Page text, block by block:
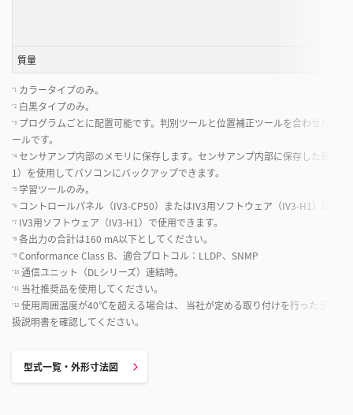
質量
*1 カラータイプのみ。
*2 白黒タイプのみ。
*3 プログラムごとに配置可能です。判別ツールと位置補正ツールを合わせたツ
ールです。
*4 センサアンプ内部のメモリに保存します。センサアンプ内部に保存した画像
1）を使用してパソコンにバックアップできます。
*5 学習ツールのみ。
*6 コントロールパネル（IV3-CP50）またはIV3用ソフトウェア（IV3-H1）に表示
*7 IV3用ソフトウェア（IV3-H1）で使用できます。
*8 各出力の合計は160 mA以下としてください。
*9 Conformance Class B、適合プロトコル：LLDP、SNMP
*10 通信ユニット（DLシリーズ）連結時。
*11 当社推奨品を使用してください。
*12 使用周囲温度が40℃を超える場合は、 当社が定める取り付けを行ったうえ
扱説明書を確認してください。
型式一覧・外形寸法図